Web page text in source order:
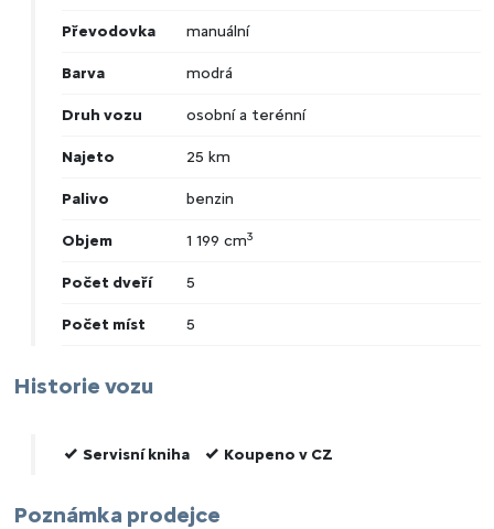
Převodovka manuální
Barva modrá
Druh vozu osobní a terénní
Najeto 25 km
Palivo benzin
Objem 1 199 cm3
Počet dveří 5
Počet míst 5
Historie vozu
Servisní kniha Koupeno v CZ
Poznámka prodejce